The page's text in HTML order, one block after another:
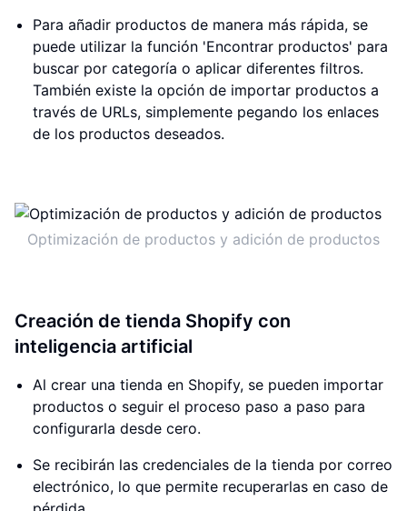
Para añadir productos de manera más rápida, se
puede utilizar la función 'Encontrar productos' para
buscar por categoría o aplicar diferentes filtros.
También existe la opción de importar productos a
través de URLs, simplemente pegando los enlaces
de los productos deseados.
Optimización de productos y adición de productos
Creación de tienda Shopify con
inteligencia artificial
Al crear una tienda en Shopify, se pueden importar
productos o seguir el proceso paso a paso para
configurarla desde cero.
Se recibirán las credenciales de la tienda por correo
electrónico, lo que permite recuperarlas en caso de